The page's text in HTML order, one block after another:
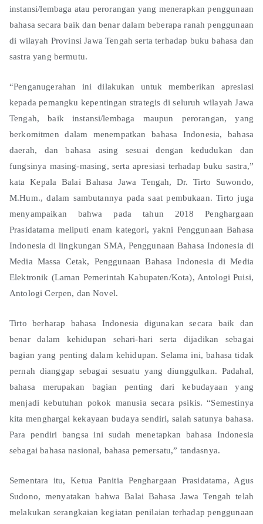
instansi/lembaga atau perorangan yang menerapkan penggunaan
bahasa secara baik dan benar dalam beberapa ranah penggunaan
di wilayah Provinsi Jawa Tengah serta terhadap buku bahasa dan
sastra yang bermutu.
“Penganugerahan ini dilakukan untuk memberikan apresiasi
kepada pemangku kepentingan strategis di seluruh wilayah Jawa
Tengah, baik instansi/lembaga maupun perorangan, yang
berkomitmen dalam menempatkan bahasa Indonesia, bahasa
daerah, dan bahasa asing sesuai dengan kedudukan dan
fungsinya masing-masing, serta apresiasi terhadap buku sastra,”
kata Kepala Balai Bahasa Jawa Tengah, Dr. Tirto Suwondo,
M.Hum., dalam sambutannya pada saat pembukaan. Tirto juga
menyampaikan bahwa pada tahun 2018 Penghargaan
Prasidatama meliputi enam kategori, yakni Penggunaan Bahasa
Indonesia di lingkungan SMA, Penggunaan Bahasa Indonesia di
Media Massa Cetak, Penggunaan Bahasa Indonesia di Media
Elektronik (Laman Pemerintah Kabupaten/Kota), Antologi Puisi,
Antologi Cerpen, dan Novel.
Tirto berharap bahasa Indonesia digunakan secara baik dan
benar dalam kehidupan sehari-hari serta dijadikan sebagai
bagian yang penting dalam kehidupan. Selama ini, bahasa tidak
pernah dianggap sebagai sesuatu yang diunggulkan. Padahal,
bahasa merupakan bagian penting dari kebudayaan yang
menjadi kebutuhan pokok manusia secara psikis. “Semestinya
kita menghargai kekayaan budaya sendiri, salah satunya bahasa.
Para pendiri bangsa ini sudah menetapkan bahasa Indonesia
sebagai bahasa nasional, bahasa pemersatu,” tandasnya.
Sementara itu, Ketua Panitia Penghargaan Prasidatama, Agus
Sudono, menyatakan bahwa Balai Bahasa Jawa Tengah telah
melakukan serangkaian kegiatan penilaian terhadap penggunaan